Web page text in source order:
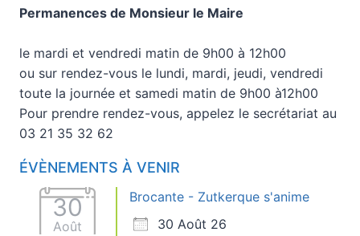
Permanences de Monsieur le Maire
le mardi et vendredi matin de 9h00 à 12h00
ou sur rendez-vous le lundi, mardi, jeudi, vendredi
toute la journée et samedi matin de 9h00 à12h00
Pour prendre rendez-vous, appelez le secrétariat au
03 21 35 32 62
ÉVÈNEMENTS À VENIR
30
Août
Brocante - Zutkerque s'anime
30 Août 26